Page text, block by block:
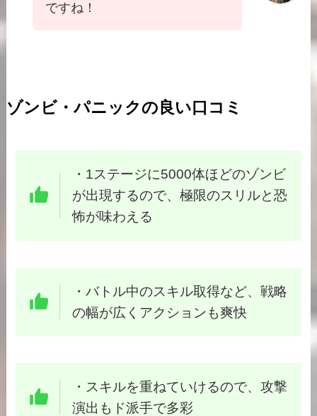
ですね！
ゾンビ・パニックの良い口コミ
・1ステージに5000体ほどのゾンビ
が出現するので、極限のスリルと恐
怖が味わえる
・バトル中のスキル取得など、戦略
の幅が広くアクションも爽快
・スキルを重ねていけるので、攻撃
演出もド派手で多彩